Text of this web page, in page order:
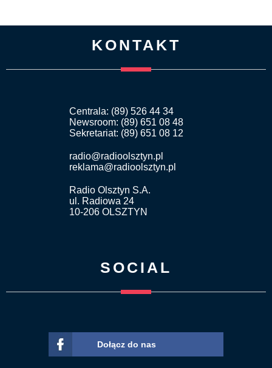
KONTAKT
Centrala: (89) 526 44 34
Newsroom: (89) 651 08 48
Sekretariat: (89) 651 08 12
radio@radioolsztyn.pl
reklama@radioolsztyn.pl
Radio Olsztyn S.A.
ul. Radiowa 24
10-206 OLSZTYN
SOCIAL
Dołącz do nas